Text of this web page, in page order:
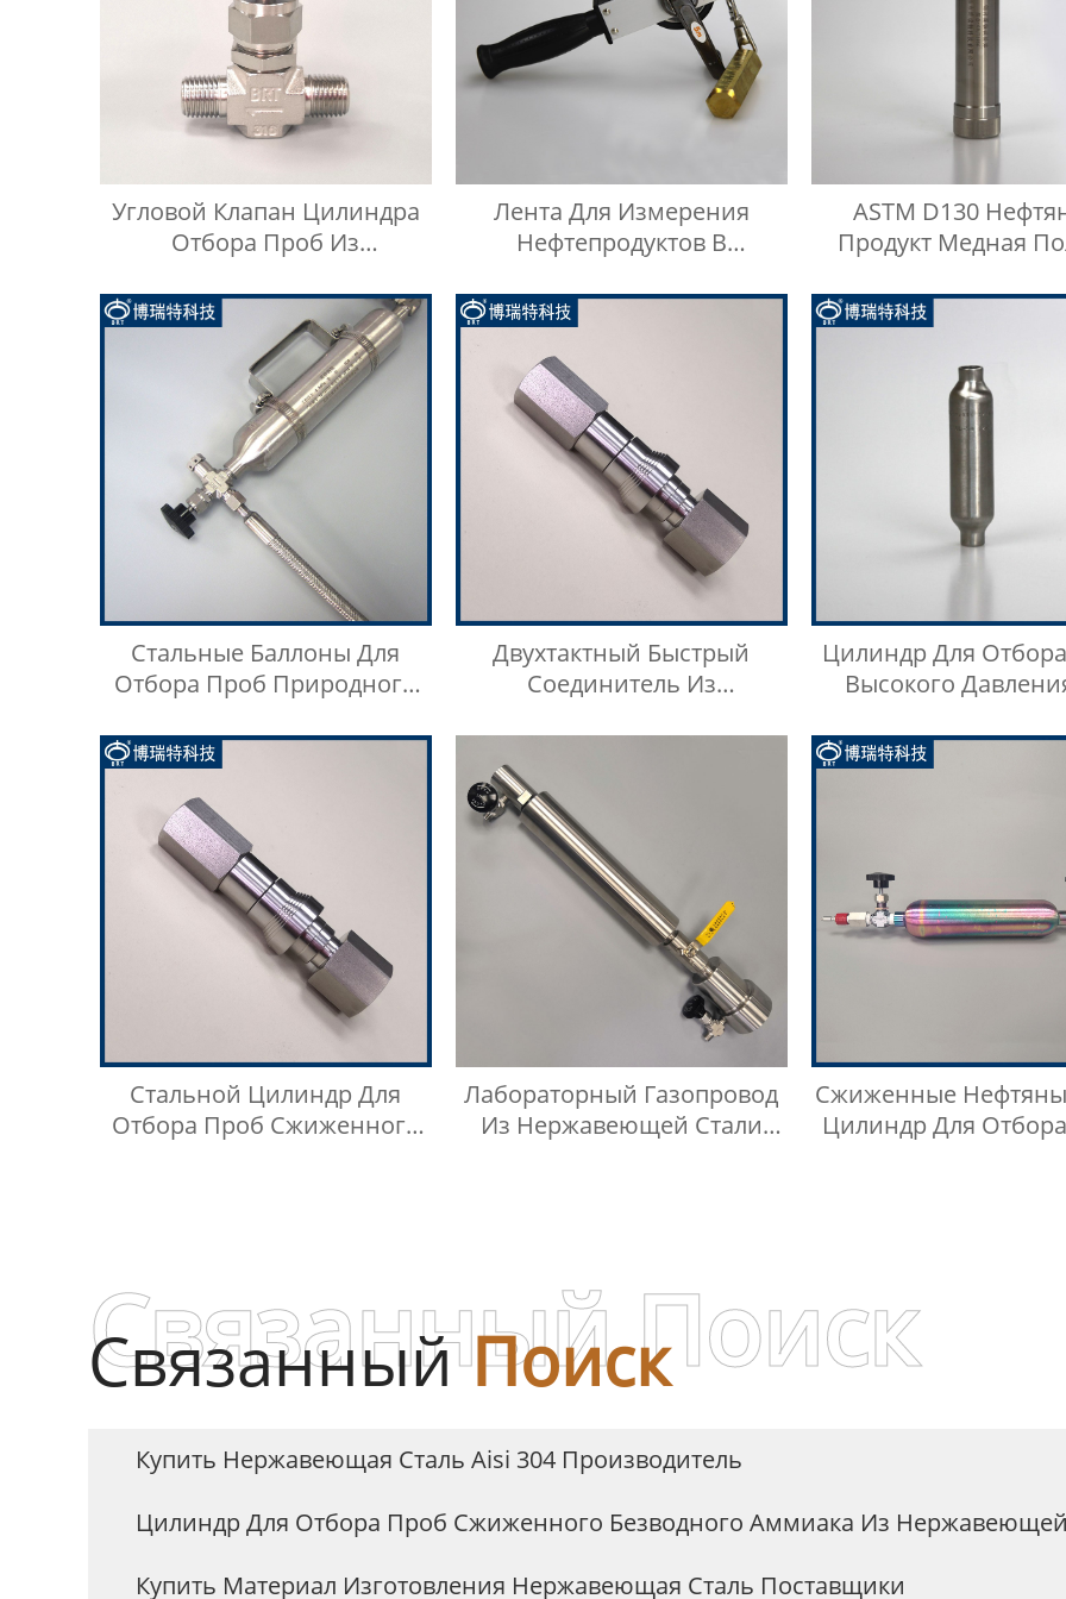
Угловой Клапан Цилиндра
Отбора Проб Из
Лента Для Измерения
Нефтепродуктов В
ASTM D130
Продукт Медная
Давлением
Стальные Баллоны Для
Отбора Проб Природного
Двухтактный Быстрый
Соединитель Из
BKZF-S
Цилиндр Для
Высокого
Стальной Цилиндр Для
Отбора Проб Сжиженного
Лабораторный Газопровод
Из Нержавеющей Стали
Сжиженные
Цилиндр Для
СвязанныйПоиск
Связанный Поиск
Купить Нержавеющая Сталь Aisi 304 Производитель
Цилиндр Для Отбора Проб Сжиженного Безводного Аммиака Из
Купить Материал Изготовления Нержавеющая Сталь Поставщики